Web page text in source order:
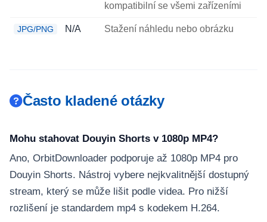
kompatibilní se všemi zařízeními
JPG/PNG N/A Stažení náhledu nebo obrázku
Často kladené otázky
Mohu stahovat Douyin Shorts v 1080p MP4?
Ano, OrbitDownloader podporuje až 1080p MP4 pro
Douyin Shorts. Nástroj vybere nejkvalitnější dostupný
stream, který se může lišit podle videa. Pro nižší
rozlišení je standardem mp4 s kodekem H.264.